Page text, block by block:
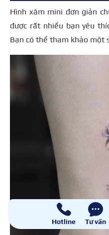
Hình xăm mini đơn giản
được rất nhiều bạn yêu
Bạn có thể tham khảo một
Hotline Tư vấn